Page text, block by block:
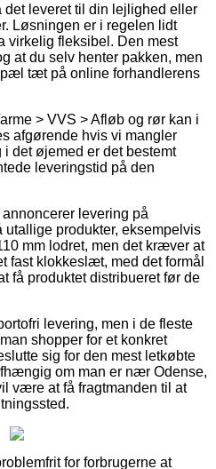
leveret til din lejlighed eller
Løsningen er i regelen lidt
virkelig fleksibel. Den mest
at du selv henter pakken, men
tæt på online forhandlerens
> VVS > Afløb og rør kan i
afgørende hvis vi mangler
det øjemed er det bestemt
leveringstid på den
levering på
produkter, eksempelvis
mm lodret, men det kræver at
fast klokkeslæt, med det formål
få produktet distribueret før de
levering, men i de fleste
shopper for et konkret
sig for den mest letkøbte
om man er nær Odense,
være at få fragtmanden til at
for forbrugerne at